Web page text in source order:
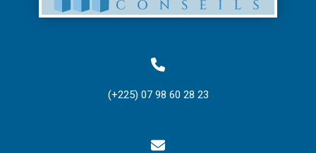
(+225) 07 98 60 28 23